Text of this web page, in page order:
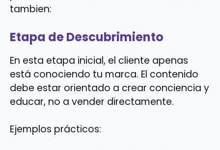
tambien:
Etapa de Descubrimiento
En esta etapa inicial, el cliente apenas
está conociendo tu marca. El contenido
debe estar orientado a crear conciencia y
educar, no a vender directamente.
Ejemplos prácticos: